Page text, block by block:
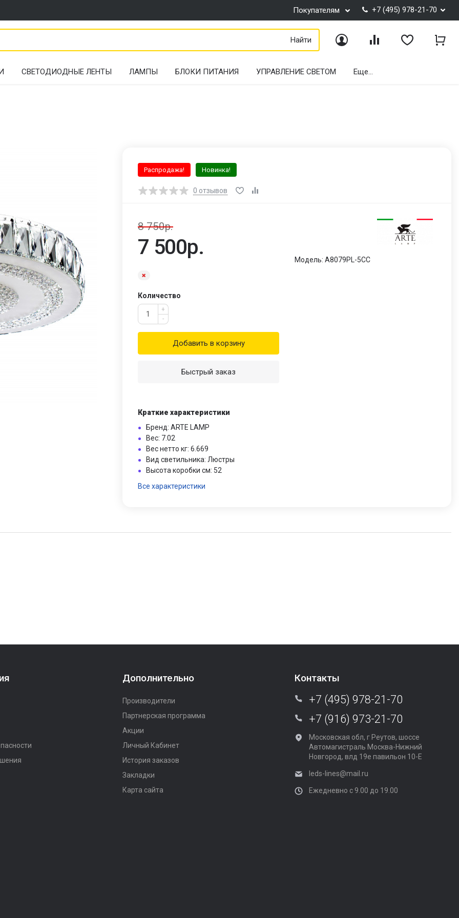
Покупателям +7 (495) 978-21-70
Найти Войти СравнениеИзбранное
СВЕТОДИОДНЫЕ ЛЕНТЫ ЛАМПЫ БЛОКИ ПИТАНИЯ УПРАВЛЕНИЕ СВЕТОМ Еще...
Распродажа! Новинка!
0 отзывов
8 750р.
7 500р.
Количество
+
-
Добавить в корзину
Быстрый заказ
Краткие характеристики
Бренд: ARTE LAMP
Вес: 7.02
Вес нетто кг: 6.669
Вид светильника: Люстры
Высота коробки см: 52
Все характеристики
Модель: A8079PL-5CC
Дополнительно
Производители
Партнерская программа
Акции
Личный Кабинет
История заказов
Закладки
Карта сайта
Контакты
+7 (495) 978-21-70
+7 (916) 973-21-70
Московская обл, г Реутов, шоссе
Автомагистраль Москва-Нижний
Новгород, влд 19е павильон 10-Е
leds-lines@mail.ru
Ежедневно с 9.00 до 19.00